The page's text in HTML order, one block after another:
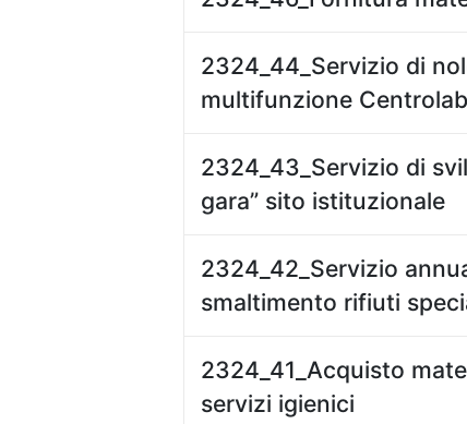
2324_44_Servizio di
multifunzione Centrolab
2324_43_Servizio di
gara” sito istituzionale
2324_42_Servizio
smaltimento rifiuti
2324_41_Acquisto
servizi igienici